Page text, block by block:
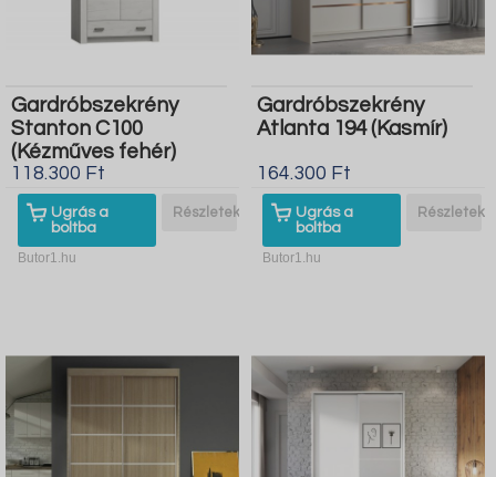
Gardróbszekrény
Stanton C100
(Kézműves fehér)
118.300 Ft
Ugrás a
boltba
Részletek
Butor1.hu
Gardróbszekrény
Atlanta 194 (Kasmír)
164.300 Ft
Ugrás a
boltba
Részletek
Butor1.hu